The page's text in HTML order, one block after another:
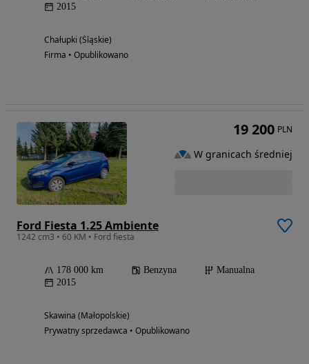
2015
Chałupki (Śląskie)
Firma • Opublikowano
Ford Fiesta 1.25 Ambiente
1242 cm3 • 60 KM • Ford fiesta
178 000 km Benzyna
Manualna
2015
Skawina (Małopolskie)
Prywatny sprzedawca • Opublikowano
19 200 PLN
W granicach średniej